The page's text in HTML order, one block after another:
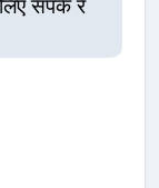
संपर्क रें